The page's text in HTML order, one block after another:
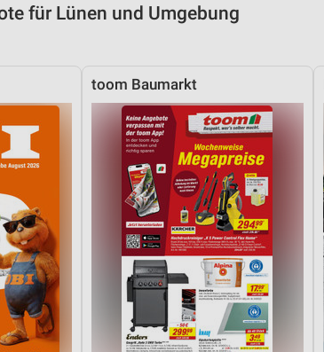
für Lünen und Umgebung
toom Baumarkt